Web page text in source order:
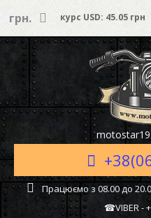
грн. курс USD: 45.05 грн
Працюємо з 08.00 до
☎VIBER -